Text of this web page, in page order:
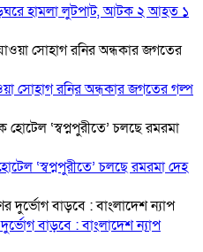
হামলা লুটপাট, আটক ২ আহত ১
সোহাগ রনির অন্ধকার জগতের গল্প
‘স্বপ্নপুরীতে’ চলছে রমরমা দেহ
বাড়বে : বাংলাদেশ ন্যাপ